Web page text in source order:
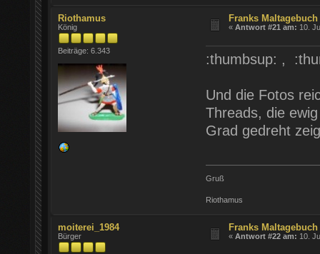
Riothamus
König
Beiträge: 6.343
Franks
«Antwort #21 am: 10.
:thumbsup: ,
Und die Fotos
Threads, die
Grad gedreht
Gruß
Riothamus
moiterei_1984
Bürger
Franks
«Antwort #22 am: 10.